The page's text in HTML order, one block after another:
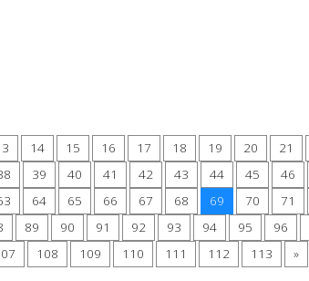
14 15 16 17 18 19 20 21
39 40 41 42 43 44 45 46
64 65 66 67 68 69 70 71
89 90 91 92 93 94 95 96
108 109 110 111 112 113 »